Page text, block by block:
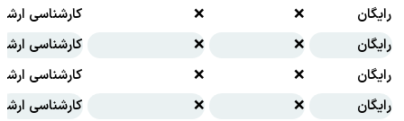
رایگان
❌
❌
کارشناسی ارشد
رایگان
❌
❌
کارشناسی ارشد
رایگان
❌
❌
کارشناسی ارشد
رایگان
❌
❌
کارشناسی ارشد